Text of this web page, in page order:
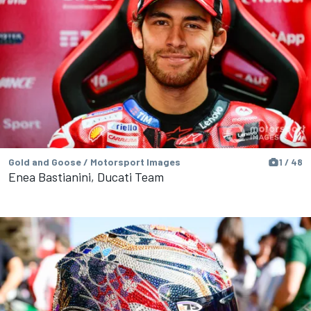
Gold and Goose / Motorsport Images 1 / 48
Enea Bastianini, Ducati Team